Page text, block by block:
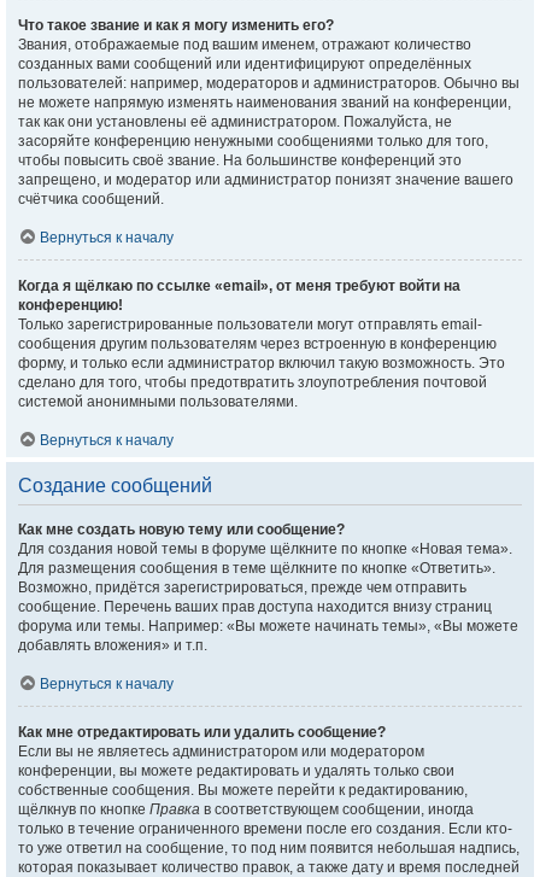
Что такое звание и как я могу изменить его?
Звания, отображаемые под вашим именем, отражают количество
созданных вами сообщений или идентифицируют определённых
пользователей: например, модераторов и администраторов. Обычно вы
не можете напрямую изменять наименования званий на конференции,
так как они установлены её администратором. Пожалуйста, не
засоряйте конференцию ненужными сообщениями только для того,
чтобы повысить своё звание. На большинстве конференций это
запрещено, и модератор или администратор понизят значение вашего
счётчика сообщений.
Вернуться к началу
Когда я щёлкаю по ссылке «email», от меня требуют войти на
конференцию!
Только зарегистрированные пользователи могут отправлять email-
сообщения другим пользователям через встроенную в конференцию
форму, и только если администратор включил такую возможность. Это
сделано для того, чтобы предотвратить злоупотребления почтовой
системой анонимными пользователями.
Вернуться к началу
Создание сообщений
Как мне создать новую тему или сообщение?
Для создания новой темы в форуме щёлкните по кнопке «Новая тема».
Для размещения сообщения в теме щёлкните по кнопке «Ответить».
Возможно, придётся зарегистрироваться, прежде чем отправить
сообщение. Перечень ваших прав доступа находится внизу страниц
форума или темы. Например: «Вы можете начинать темы», «Вы можете
добавлять вложения» и т.п.
Вернуться к началу
Как мне отредактировать или удалить сообщение?
Если вы не являетесь администратором или модератором
конференции, вы можете редактировать и удалять только свои
собственные сообщения. Вы можете перейти к редактированию,
щёлкнув по кнопке Правка в соответствующем сообщении, иногда
только в течение ограниченного времени после его создания. Если кто-
то уже ответил на сообщение, то под ним появится небольшая надпись,
которая показывает количество правок, а также дату и время последней